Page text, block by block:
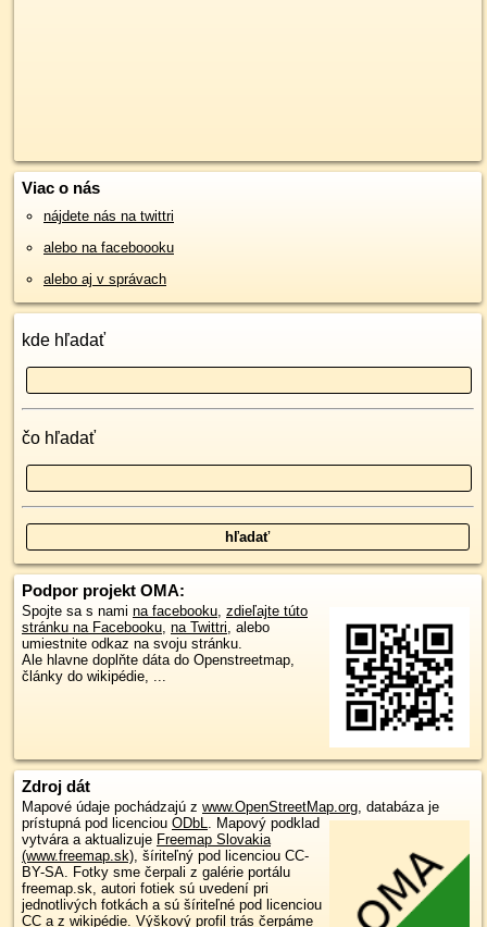
Viac o nás
nájdete nás na twittri
alebo na faceboooku
alebo aj v správach
kde hľadať
čo hľadať
Podpor projekt OMA:
Spojte sa s nami na facebooku, zdieľajte túto
stránku na Facebooku, na Twittri, alebo
umiestnite odkaz na svoju stránku.
Ale hlavne doplňte dáta do Openstreetmap,
články do wikipédie, ...
Zdroj dát
Mapové údaje pochádzajú z www.OpenStreetMap.org, databáza je
prístupná pod licenciou ODbL. Mapový podklad
vytvára a aktualizuje Freemap Slovakia
(www.freemap.sk), šíriteľný pod licenciou CC-
BY-SA. Fotky sme čerpali z galérie portálu
freemap.sk, autori fotiek sú uvedení pri
jednotlivých fotkách a sú šíriteľné pod licenciou
CC a z wikipédie. Výškový profil trás čerpáme